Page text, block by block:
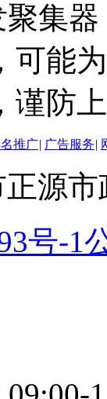
集
可能
谨防
推广| 广告服务|
源
号-1